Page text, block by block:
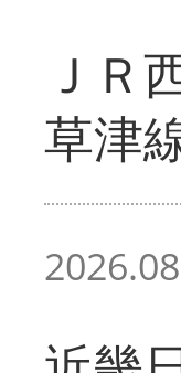
ＪＲ
草津